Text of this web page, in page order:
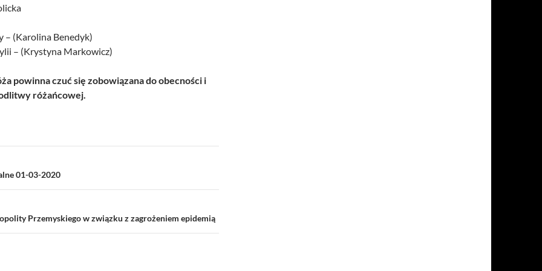
– (Karolina Benedyk)
– (Krystyna Markowicz)
powinna czuć się zobowiązana do obecności i
różańcowej.
01-03-2020
Przemyskiego w związku z zagrożeniem epidemią